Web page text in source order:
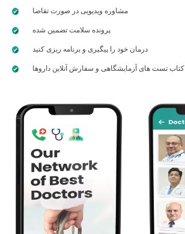
مشاوره ویدیویی در صورت تقاضا
پرونده سلامت تضمین شده
درمان خود را پیگیری و برنامه ریزی کنید
کتاب تست های آزمایشگاهی و سفارش آنلاین داروها